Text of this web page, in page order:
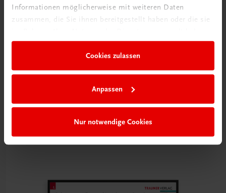
Informationen möglicherweise mit weiteren Daten
zusammen, die Sie ihnen bereitgestellt haben oder die sie
Cookies zulassen
Anpassen
Nur notwendige Cookies
Poster: Kostenrechnung